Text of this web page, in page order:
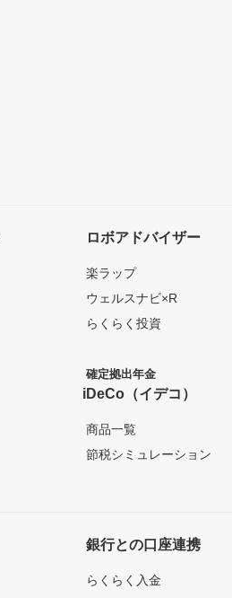
ロボアドバイザー
楽ラップ
ウェルスナビ×R
らくらく投資
確定拠出年金
iDeCo（イデコ）
商品一覧
節税シミュレーション
銀行との口座連携
らくらく入金